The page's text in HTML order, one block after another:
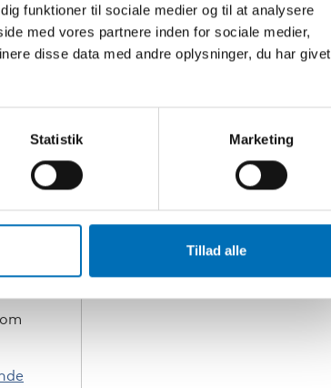
funktioner til sociale medier og til at analysere
med vores partnere inden for sociale medier,
disse data med andre oplysninger, du har givet
Statistik Marketing
Tillad alle